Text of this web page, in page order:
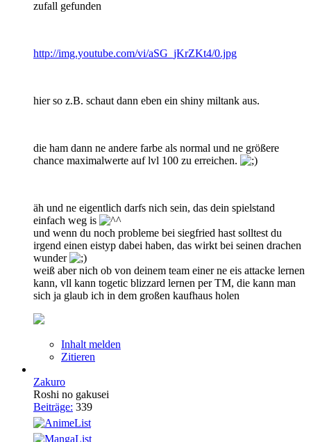
zufall gefunden
http://img.youtube.com/vi/aSG_jKrZKt4/0.jpg
hier so z.B. schaut dann eben ein shiny miltank aus.
die ham dann ne andere farbe als normal und ne größere
chance maximalwerte auf lvl 100 zu erreichen.
äh und ne eigentlich darfs nich sein, das dein spielstand
einfach weg is
und wenn du noch probleme bei siegfried hast solltest du
irgend einen eistyp dabei haben, das wirkt bei seinen drachen
wunder
weiß aber nich ob von deinem team einer ne eis attacke lernen
kann, vll kann togetic blizzard lernen per TM, die kann man
sich ja glaub ich in dem großen kaufhaus holen
Inhalt melden
Zitieren
Zakuro
Roshi no gakusei
Beiträge: 339